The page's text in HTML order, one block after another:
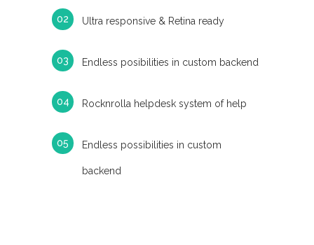
Ultra responsive & Retina ready
Endless posibilities in custom backend
Rocknrolla helpdesk system of help
Endless possibilities in custom
backend